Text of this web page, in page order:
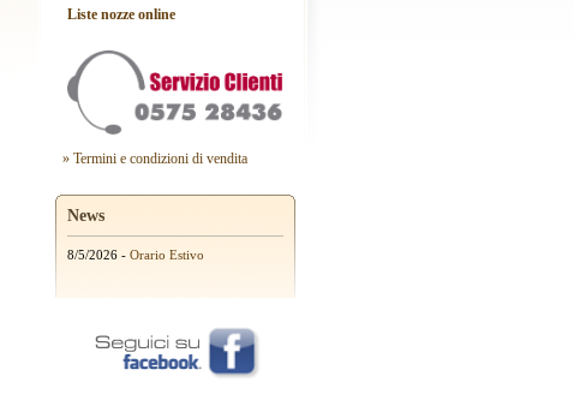
Liste nozze online
» Termini e condizioni di vendita
News
8/5/2026 - Orario Estivo